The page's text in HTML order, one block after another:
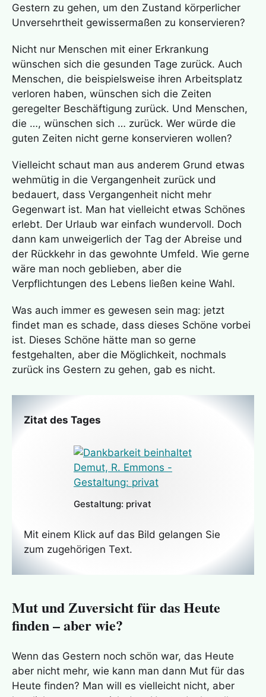
Gestern zu gehen, um den Zustand körperlicher
Unversehrtheit gewissermaßen zu konservieren?
Nicht nur Menschen mit einer Erkrankung
wünschen sich die gesunden Tage zurück. Auch
Menschen, die beispielsweise ihren Arbeitsplatz
verloren haben, wünschen sich die Zeiten
geregelter Beschäftigung zurück. Und Menschen,
die …, wünschen sich … zurück. Wer würde die
guten Zeiten nicht gerne konservieren wollen?
Vielleicht schaut man aus anderem Grund etwas
wehmütig in die Vergangenheit zurück und
bedauert, dass Vergangenheit nicht mehr
Gegenwart ist. Man hat vielleicht etwas Schönes
erlebt. Der Urlaub war einfach wundervoll. Doch
dann kam unweigerlich der Tag der Abreise und
der Rückkehr in das gewohnte Umfeld. Wie gerne
wäre man noch geblieben, aber die
Verpflichtungen des Lebens ließen keine Wahl.
Was auch immer es gewesen sein mag: jetzt
findet man es schade, dass dieses Schöne vorbei
ist. Dieses Schöne hätte man so gerne
festgehalten, aber die Möglichkeit, nochmals
zurück ins Gestern zu gehen, gab es nicht.
Zitat des Tages
Gestaltung: privat
Mit einem Klick auf das Bild gelangen Sie
zum zugehörigen Text.
Mut und Zuversicht für das Heute
finden – aber wie?
Wenn das Gestern noch schön war, das Heute
aber nicht mehr, wie kann man dann Mut für das
Heute finden? Man will es vielleicht nicht, aber